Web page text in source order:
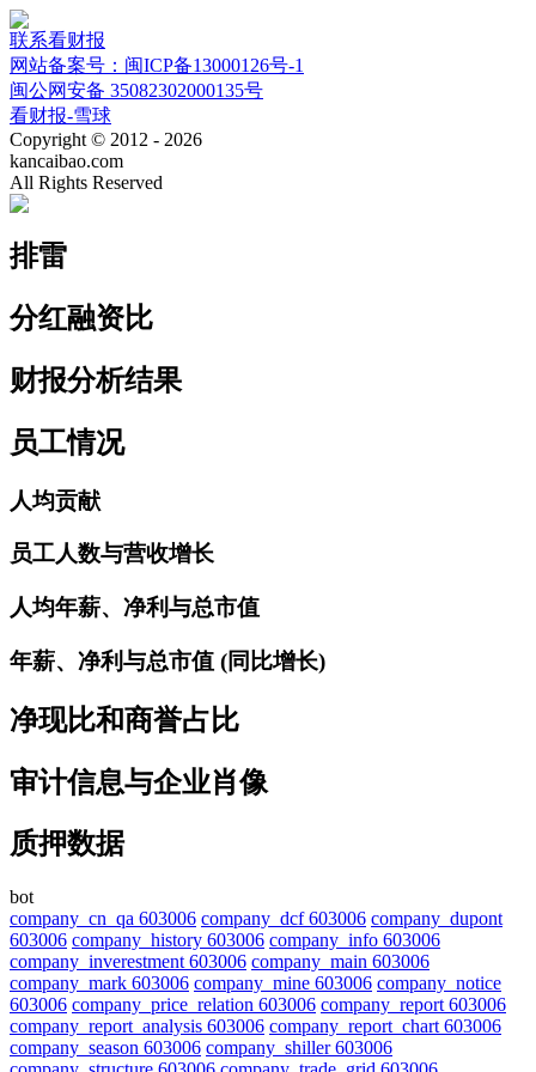
联系看财报
网站备案号：闽ICP备13000126号-1
闽公网安备 35082302000135号
看财报-雪球
Copyright © 2012 - 2026
kancaibao.com
All Rights Reserved
排雷
分红融资比
财报分析结果
员工情况
人均贡献
员工人数与营收增长
人均年薪、净利与总市值
年薪、净利与总市值 (同比增长)
净现比和商誉占比
审计信息与企业肖像
质押数据
bot
company_cn_qa 603006 company_dcf 603006 company_dupont
603006 company_history 603006 company_info 603006
company_inverestment 603006 company_main 603006
company_mark 603006 company_mine 603006 company_notice
603006 company_price_relation 603006 company_report 603006
company_report_analysis 603006 company_report_chart 603006
company_season 603006 company_shiller 603006